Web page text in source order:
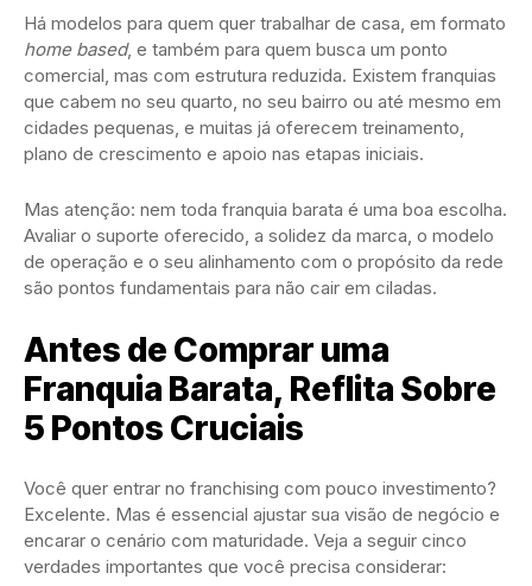
Há modelos para quem quer trabalhar de casa, em formato
home based, e também para quem busca um ponto
comercial, mas com estrutura reduzida. Existem franquias
que cabem no seu quarto, no seu bairro ou até mesmo em
cidades pequenas, e muitas já oferecem treinamento,
plano de crescimento e apoio nas etapas iniciais.
Mas atenção: nem toda franquia barata é uma boa escolha.
Avaliar o suporte oferecido, a solidez da marca, o modelo
de operação e o seu alinhamento com o propósito da rede
são pontos fundamentais para não cair em ciladas.
Antes de Comprar uma
Franquia Barata, Reflita Sobre
5 Pontos Cruciais
Você quer entrar no franchising com pouco investimento?
Excelente. Mas é essencial ajustar sua visão de negócio e
encarar o cenário com maturidade. Veja a seguir cinco
verdades importantes que você precisa considerar: